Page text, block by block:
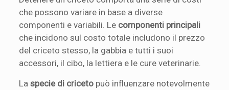
che possono variare in base a diverse
componenti e variabili. Le componenti principali
che incidono sul costo totale includono il prezzo
del criceto stesso, la gabbia e tutti i suoi
accessori, il cibo, la lettiera e le cure veterinarie.
Laspecie di criceto può influenzare notevolmente